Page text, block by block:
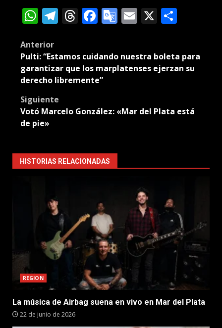
WhatsApp
Telegram
Threads
Facebook
Google
Email
X
Post
navigation
Anterior
Pulti: “Estamos cuidando nuestra boleta para
garantizar que los marplatenses ejerzan su
derecho libremente”
Siguiente
Votó Marcelo González: «Mar del Plata está
de pie»
HISTORIAS RELACIONADAS
REGION
La música de Airbag suena en vivo en Mar del Plata
22 de junio de 2026